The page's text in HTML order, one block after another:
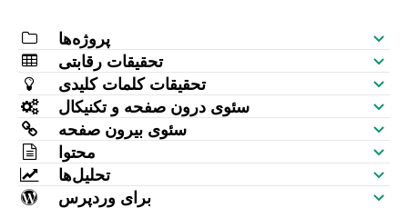
پروژه‌ها
چک‌لیست سئو
تحقیقات رقابتی
بررسی دیده‌شدن سایت
تحلیلگر SERP
تحقیقات کلمات کلیدی
تولیدکننده کلمه کلیدی
بررسی گروهی حجم جستجو
ایده کلمه کلیدی (داده زنده)
سئوی درون صفحه و تکنیکال
حسابرسی سئو
جایگذاری کلمه کلیدی
سئوی بیرون صفحه
بررسی بک‌لینک
بیشترین صفحات پیوند داده‌شده
محتوا
تولیدکننده مقاله هوش مصنوعی
تحلیل‌ها
برای وردپرس